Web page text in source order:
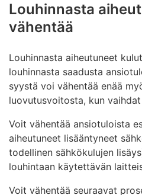
Myyntihinta: ostokseen
arvo euroina ostohetkellä
kryptovaluutan
Hankintahinta:
kryptovaluutan arvo
Arvot voi tarkistaa jostakin
kryptovaluuttapörssistä.
myös omaisuuden
esimeriksi välityspalkkiot.
Sebastianille jäi ostosten
Louhinnasta
vähentää
Louhinnasta aiheutuneet
louhinnasta saadusta
syystä voi vähentää enää
luovutusvoitosta, kun
Voit vähentää ansiotuloista
aiheutuneet lisääntyneet
todellinen sähkökulujen
louhintaan käytettävän
Voit vähentää seuraavat